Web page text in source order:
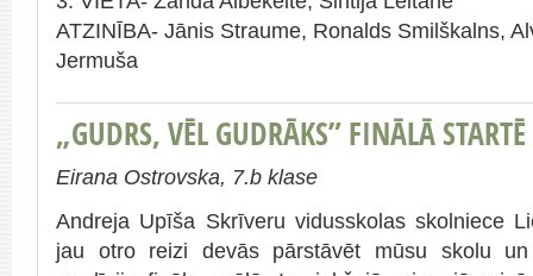
ATZINĪBA- Jānis Straume, Ronalds Smilškalns,
Jermuša
„GUDRS, VĒL GUDRĀKS” FINĀLĀ
Eirana Ostrovska, 7.b klase
Andreja Upīša Skrīveru vidusskolas skolniece
jau otro reizi devās pārstāvēt mūsu skolu